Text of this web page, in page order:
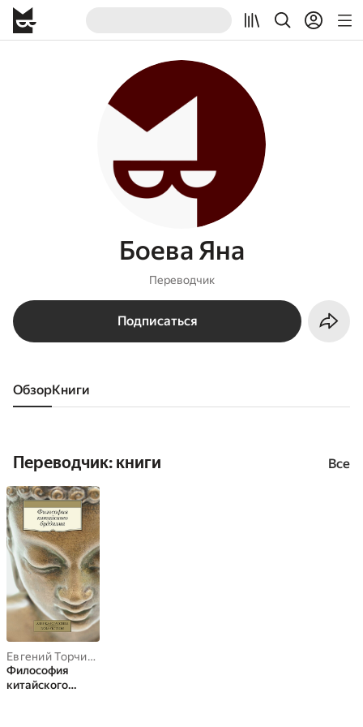
Боева Яна
Переводчик
Подписаться
Обзор книги
Переводчик: книги Все
Евгений Торчинов
Философия
китайского